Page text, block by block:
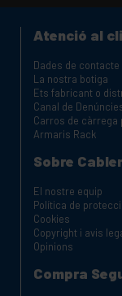
Atenció al
Dades de contacte
La nostra botiga
Ets fabricant o
Canal de
Carros de càrrega
Armaris Rack
Sobre
El nostre equip
Política de
Cookies
Copyright i avis
Opinions
Compra